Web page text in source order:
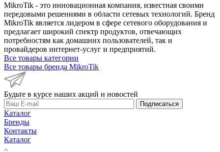
MikroTik - это инновационная компания, известная своими
передовыми решениями в области сетевых технологий. Бренд
MikroTik является лидером в сфере сетевого оборудования и
предлагает широкий спектр продуктов, отвечающих
потребностям как домашних пользователей, так и
провайдеров интернет-услуг и предприятий.
Все товары категории
Все товары бренда MikroTik
Будьте в курсе наших акций и новостей
Подписаться
Каталог
Бренды
Контакты
Каталог